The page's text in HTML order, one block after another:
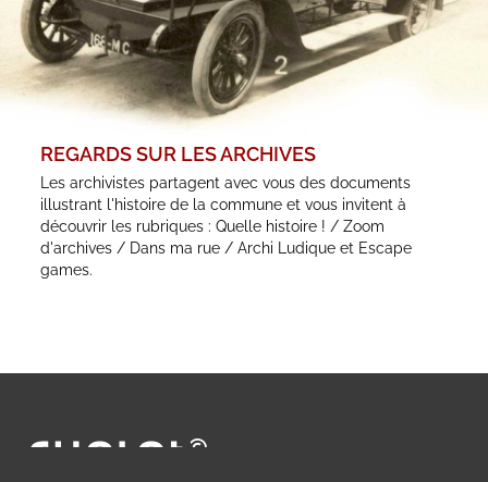
REGARDS SUR LES ARCHIVES
Les archivistes partagent avec vous des documents
illustrant l'histoire de la commune et vous invitent à
découvrir les rubriques : Quelle histoire ! / Zoom
d'archives / Dans ma rue / Archi Ludique et Escape
games.
Ville de Cholet